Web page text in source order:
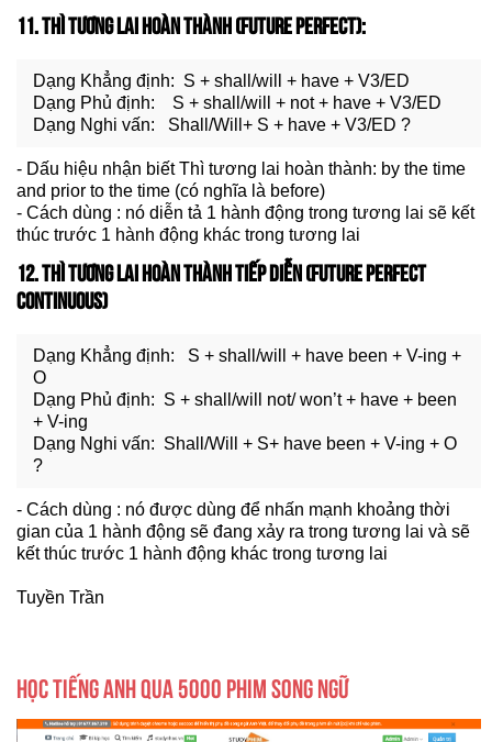
11. THÌ TƯƠNG LAI HOÀN THÀNH (FUTURE PERFECT):
Dạng Khẳng định: S + shall/will + have + V3/ED
Dạng Phủ định: S + shall/will + not + have + V3/ED
Dạng Nghi vấn: Shall/Will+ S + have + V3/ED ?
- Dấu hiệu nhận biết Thì tương lai hoàn thành: by the time
and prior to the time (có nghĩa là before)
- Cách dùng : nó diễn tả 1 hành động trong tương lai sẽ kết
thúc trước 1 hành động khác trong tương lai
12. THÌ TƯƠNG LAI HOÀN THÀNH TIẾP DIỄN (FUTURE PERFECT
CONTINUOUS)
Dạng Khẳng định: S + shall/will + have been + V-ing +
O
Dạng Phủ định: S + shall/will not/ won’t + have + been
+ V-ing
Dạng Nghi vấn: Shall/Will + S+ have been + V-ing + O
?
- Cách dùng : nó được dùng để nhấn mạnh khoảng thời
gian của 1 hành động sẽ đang xảy ra trong tương lai và sẽ
kết thúc trước 1 hành động khác trong tương lai
Tuyền Trần
HỌC TIẾNG ANH QUA 5000 PHIM SONG NGỮ